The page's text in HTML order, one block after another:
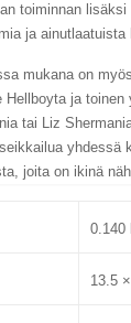
toiminnan
ja ainutlaatuista
mukana on
ja toinen
tai Liz
yhdessä
joita on ikinä
0.140
13.5